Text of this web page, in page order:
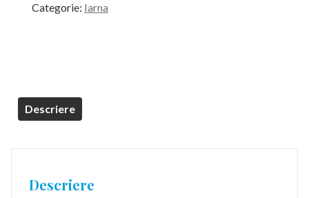
Categorie: Iarna
Descriere
Descriere